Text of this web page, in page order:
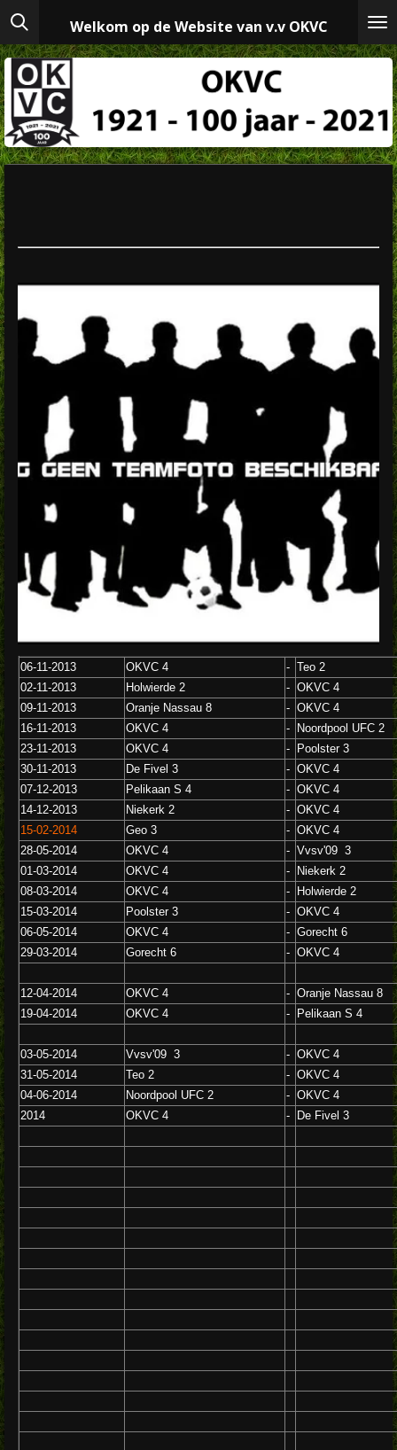
Ga
direct
naar
de
hoofdinhoud
Welkom op de Website van v.v OKVC
06-11-2013 OKVC 4 - Teo 2
02-11-2013
Holwierde 2 - OKVC 4
09-11-2013
Oranje Nassau 8 - OKVC 4
16-11-2013
OKVC 4 -
Noordpool UFC 2
23-11-2013
OKVC 4 -
Poolster 3
30-11-2013
De Fivel 3 - OKVC 4
07-12-2013
Pelikaan S 4 - OKVC 4
14-12-2013
Niekerk 2 - OKVC 4
15-02-2014
Geo 3 - OKVC 4
28-05-2014
OKVC 4 - Vvsv'09 3
01-03-2014
OKVC 4 -
Niekerk 2
08-03-2014
OKVC 4 -
Holwierde 2
15-03-2014
Poolster 3 - OKVC 4
06-05-2014
OKVC 4 - Gorecht 6
29-03-2014
Gorecht 6 - OKVC 4
12-04-2014 OKVC 4 - Oranje Nassau 8
19-04-2014
OKVC 4 - Pelikaan S 4
03-05-2014 Vvsv'09 3 - OKVC 4
31-05-2014
Teo 2 - OKVC 4
04-06-2014
Noordpool UFC 2 - OKVC 4
2014
OKVC 4 - De Fivel 3